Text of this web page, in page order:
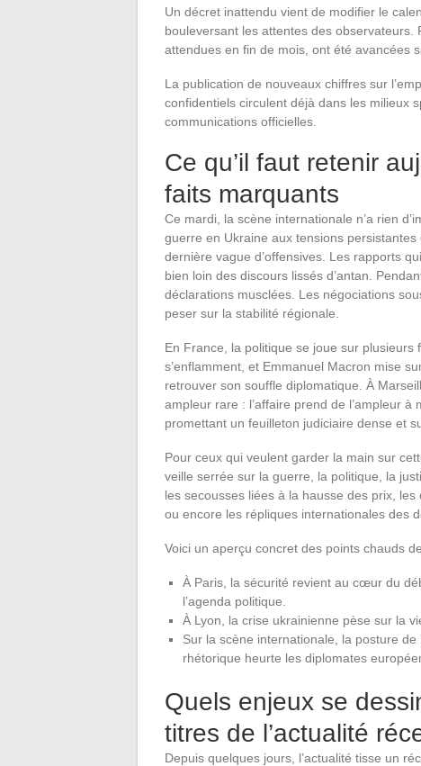
Un décret inattendu vient de modifier le
bouleversant les attentes des
attendues en fin de mois, ont été avancées
La publication de nouveaux chiffres sur
confidentiels circulent déjà dans les milieux
communications officielles.
Ce qu’il faut retenir
faits marquants
Ce mardi, la scène internationale n’a rien
guerre en Ukraine aux tensions
dernière vague d’offensives. Les rapports
bien loin des discours lissés d’antan.
déclarations musclées. Les négociations
peser sur la stabilité régionale.
En France, la politique se joue sur
s’enflamment, et Emmanuel Macron mise
retrouver son souffle diplomatique. À
ampleur rare : l’affaire prend de l’ampleur
promettant un feuilleton judiciaire dense et
Pour ceux qui veulent garder la main sur
veille serrée sur la guerre, la politique, la
les secousses liées à la hausse des prix,
ou encore les répliques internationales des
Voici un aperçu concret des points chauds
À Paris, la sécurité revient au cœur du
l’agenda politique.
À Lyon, la crise ukrainienne pèse sur la
Sur la scène internationale, la posture de
rhétorique heurte les diplomates
Quels enjeux se
titres de l’actualité
Depuis quelques jours, l’actualité tisse un